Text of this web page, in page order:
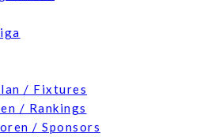
/ Fixtures
/ Rankings
/ Sponsors